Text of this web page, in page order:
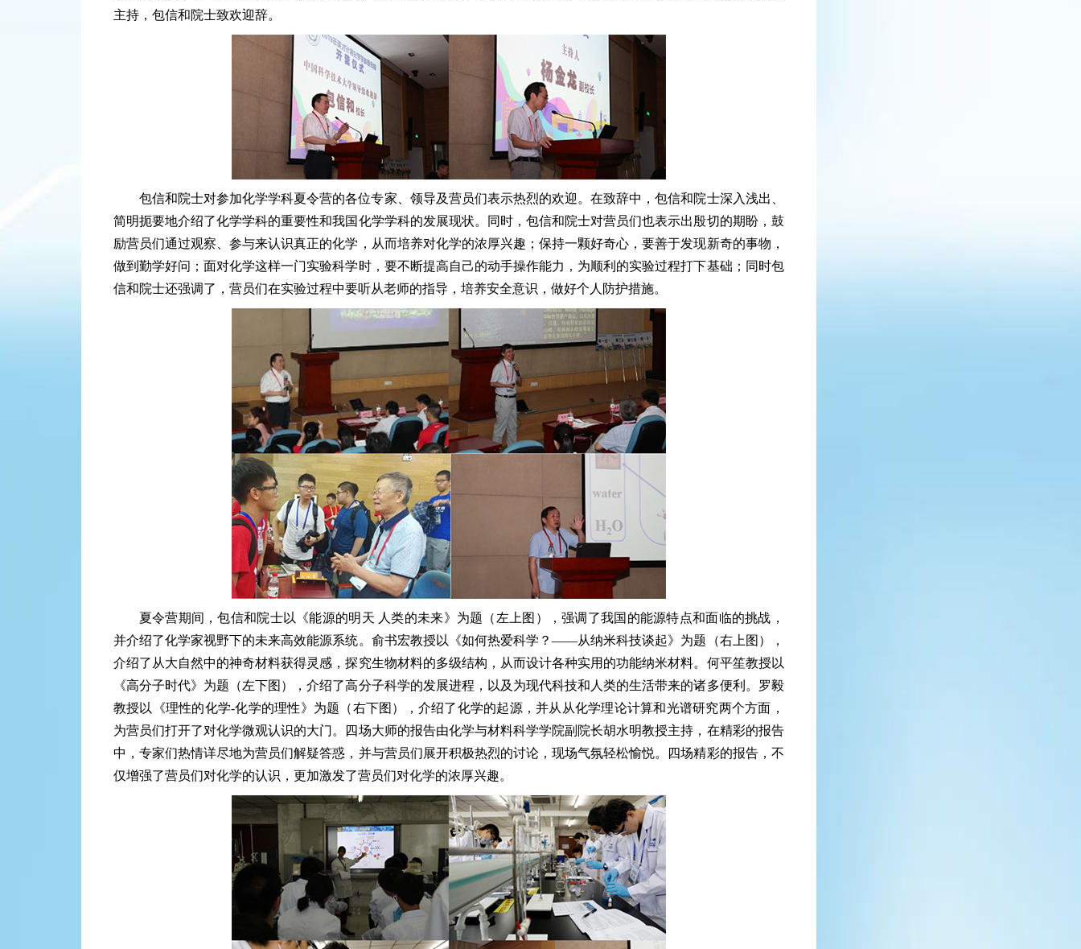
主持，包信和院士致欢迎辞。
包信和院士对参加化学学科夏令营的各位专家、领导及营员们表示热烈的欢迎。在致辞中，包信和院士深入浅出、
简明扼要地介绍了化学学科的重要性和我国化学学科的发展现状。同时，包信和院士对营员们也表示出殷切的期盼，鼓
励营员们通过观察、参与来认识真正的化学，从而培养对化学的浓厚兴趣；保持一颗好奇心，要善于发现新奇的事物，
做到勤学好问；面对化学这样一门实验科学时，要不断提高自己的动手操作能力，为顺利的实验过程打下基础；同时包
信和院士还强调了，营员们在实验过程中要听从老师的指导，培养安全意识，做好个人防护措施。
夏令营期间，包信和院士以《能源的明天 人类的未来》为题（左上图），强调了我国的能源特点和面临的挑战，
并介绍了化学家视野下的未来高效能源系统。俞书宏教授以《如何热爱科学？——从纳米科技谈起》为题（右上图），
介绍了从大自然中的神奇材料获得灵感，探究生物材料的多级结构，从而设计各种实用的功能纳米材料。何平笙教授以
《高分子时代》为题（左下图），介绍了高分子科学的发展进程，以及为现代科技和人类的生活带来的诸多便利。罗毅
教授以《理性的化学-化学的理性》为题（右下图），介绍了化学的起源，并从从化学理论计算和光谱研究两个方面，
为营员们打开了对化学微观认识的大门。四场大师的报告由化学与材料科学学院副院长胡水明教授主持，在精彩的报告
中，专家们热情详尽地为营员们解疑答惑，并与营员们展开积极热烈的讨论，现场气氛轻松愉悦。四场精彩的报告，不
仅增强了营员们对化学的认识，更加激发了营员们对化学的浓厚兴趣。